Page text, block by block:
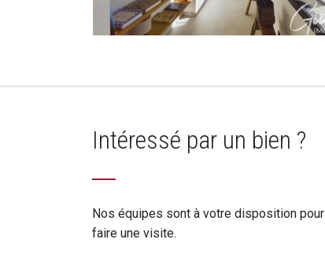
Intéressé par un bien ?
Nos équipes sont à votre disposition
faire une visite.